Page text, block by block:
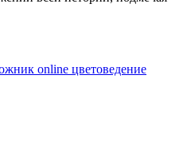
online цветоведение